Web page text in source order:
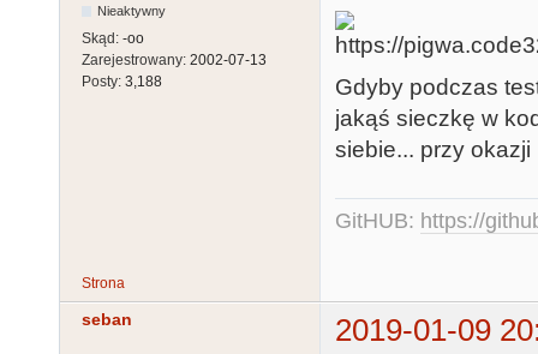
Nieaktywny
Skąd: -oo
Zarejestrowany: 2002-07-13
Posty: 3,188
Gdyby podczas
jakąś sieczkę w
siebie... przy okazji
GitHUB: https://
Strona
seban
2019-01-09